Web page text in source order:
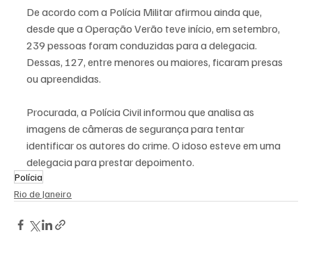
De acordo com a Polícia Militar afirmou ainda que,
desde que a Operação Verão teve início, em setembro,
239 pessoas foram conduzidas para a delegacia.
Dessas, 127, entre menores ou maiores, ficaram presas
ou apreendidas.
Procurada, a Polícia Civil informou que analisa as
imagens de câmeras de segurança para tentar
identificar os autores do crime. O idoso esteve em uma
delegacia para prestar depoimento.
Polícia
Rio de Janeiro